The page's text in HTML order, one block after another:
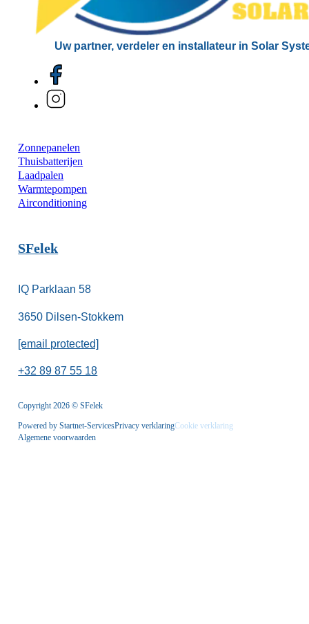
Uw partner, verdeler en installateur in Solar
Zonnepanelen
Thuisbatterijen
Laadpalen
Warmtepompen
Airconditioning
SFelek
IQ Parklaan 58
3650 Dilsen-Stokkem
[email protected]
+32 89 87 55 18
Copyright 2026 © SFelek
Powered by Startnet-ServicesPrivacy verklaringCookie verklaring
Algemene voorwaarden